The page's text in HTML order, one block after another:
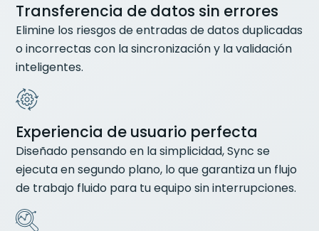
Transferencia de datos sin errores
Elimine los riesgos de entradas de datos duplicadas
o incorrectas con la sincronización y la validación
inteligentes.
Experiencia de usuario perfecta
Diseñado pensando en la simplicidad, Sync se
ejecuta en segundo plano, lo que garantiza un flujo
de trabajo fluido para tu equipo sin interrupciones.